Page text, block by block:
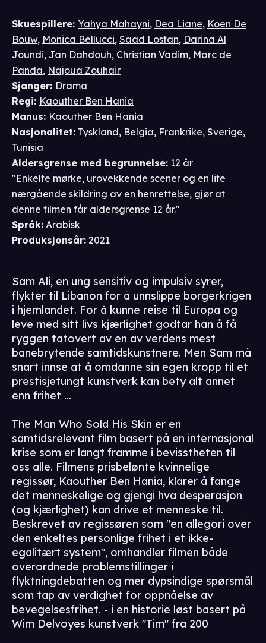
Skuespillere: Yahya Mahayni, Dea Liane, Koen De
Bouw, Monica Bellucci, Saad Lostan, Darina Al
Joundi, Jan Dahdouh, Christian Vadim, Marc de
Panda, Najoua Zouhair
Sjanger: Drama
Regi: Kaouther Ben Hania
Manus: Kaouther Ben Hania
Nasjonalitet: Tyskland, Belgia, Frankrike, Sverige,
Tunisia
Aldersgrense med begrunnelse: 12 år
"Enkelte mørke, urovekkende scener og en lite
nærgående skildring av en henrettelse, gjør at
denne filmen får aldersgrense 12 år."
Språk: Arabisk
Produksjonsår: 2021
Sam Ali, en ung sensitiv og impulsiv syrer,
flykter til Libanon for å unnslippe borgerkrigen
i hjemlandet. For å kunne reise til Europa og
leve med sitt livs kjærlighet godtar han å få
ryggen tatovert av en av verdens mest
banebrytende samtidskunstnere. Men Sam må
snart innse at å omdanne sin egen kropp til et
prestisjetungt kunstverk kan bety alt annet
enn frihet ...
The Man Who Sold His Skin er en
samtidsrelevant film basert på en internasjonal
krise som er langt framme i bevisstheten til
oss alle. Filmens prisbelønte kvinnelige
regissør, Kaouther Ben Hania, klarer å fange
det menneskelige og gjengi hva desperasjon
(og kjærlighet) kan drive et menneske til.
Beskrevet av regissøren som "en allegori over
den enkeltes personlige frihet i et ikke-
egalitært system", omhandler filmen både
overordnede problemstillinger i
flyktningdebatten og mer dypsindige spørsmål
som tap av verdighet for oppnåelse av
bevegelsesfrihet. - i en historie løst basert på
Wim Delvoyes kunstverk "Tim" fra 200